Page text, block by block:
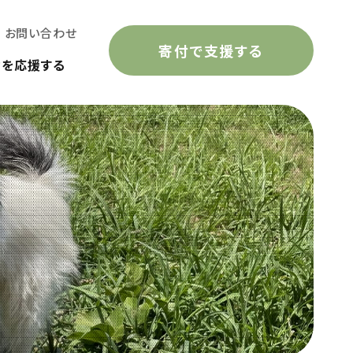
お問い合わせ
応援する
寄付で支援する